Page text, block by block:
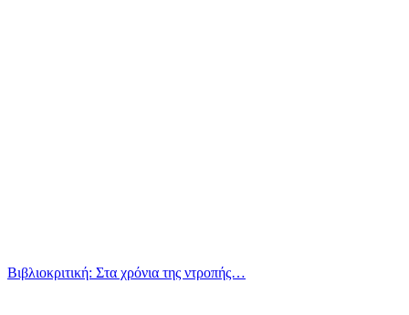
Βιβλιοκριτική: Στα χρόνια της ντροπής…